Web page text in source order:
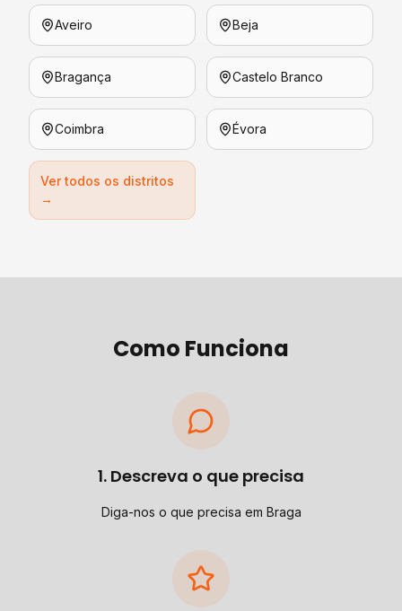
Aveiro Beja
Bragança Castelo Branco
Coimbra Évora
Ver todos os distritos
→
Como Funciona
1. Descreva o que precisa
Diga-nos o que precisa em Braga